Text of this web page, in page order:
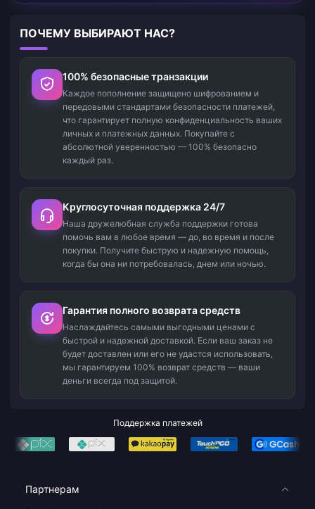
ПОЧЕМУ ВЫБИРАЮТ НАС?
100% безопасные транзакции
Каждое пополнение защищено шифрованием и
передовыми стандартами безопасности платежей,
что гарантирует полную конфиденциальность ваших
личных и платежных данных. Покупайте с
абсолютной уверенностью — 100% безопасно
каждый раз.
Круглосуточная поддержка 24/7
Наша дружелюбная служба поддержки готова
помочь вам в любое время — до, во время и после
покупки. Получите быструю и надежную помощь,
когда бы она ни потребовалась, днем или ночью.
Гарантия полного возврата средств
Наслаждайтесь самыми выгодными ценами с
быстрой и надежной доставкой. Если ваш заказ не
будет доставлен или его не удастся использовать,
мы гарантируем 100% возврат средств — ваши
деньги всегда под защитой.
Поддержка платежей
Партнерам